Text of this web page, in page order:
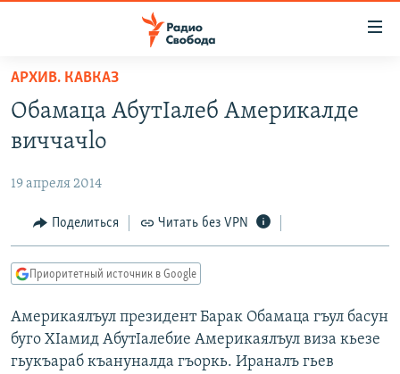
упрощенного
доступа
основному
Вернутся
главной
навигации
Вернутся
поиску
ПРОГРАММЫ
ПОДКАСТЫ
ЦИТАТЫ СВОБОДЫ
МНЕНИЯ
IDEL.РЕАЛИИ
КАВКАЗ.РЕАЛИИ
СЕВЕР.РЕАЛИИ
АРХИВ. КАВКАЗ
Обамаца АбутIалеб Америкалде
виччачlо
19 апреля 2014
Поделиться Читать без VPN
Приоритетный источник в Google
Америкаялъул президент Барак Обамаца гъул басун
буго ХIамид АбутIалебие Америкаялъул виза кьезе
гьукъараб къануналда гъоркь. Ираналъ гьев